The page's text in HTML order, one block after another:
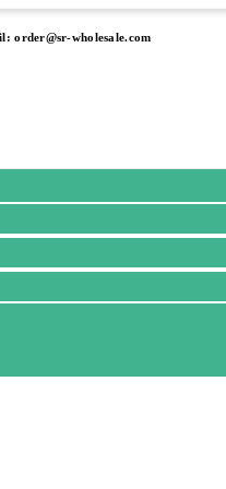
order@sr-wholesale.com